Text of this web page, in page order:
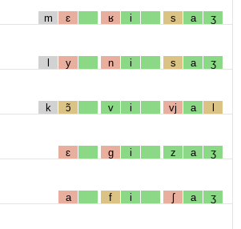
m ɛ ʁ i s a ʒ
l y n i s a ʒ
k ɔ̃ v i vj a l
ɛ g i z a ʒ
a f i ʃ a ʒ